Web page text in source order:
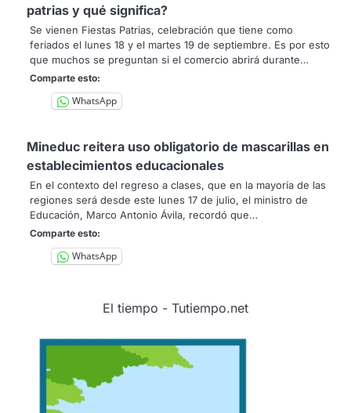
patrias y qué significa?
Se vienen Fiestas Patrias, celebración que tiene como
feriados el lunes 18 y el martes 19 de septiembre. Es por esto
que muchos se preguntan si el comercio abrirá durante…
Comparte esto:
WhatsApp
Mineduc reitera uso obligatorio de mascarillas en
establecimientos educacionales
En el contexto del regreso a clases, que en la mayoría de las
regiones será desde este lunes 17 de julio, el ministro de
Educación, Marco Antonio Ávila, recordó que…
Comparte esto:
WhatsApp
El tiempo - Tutiempo.net